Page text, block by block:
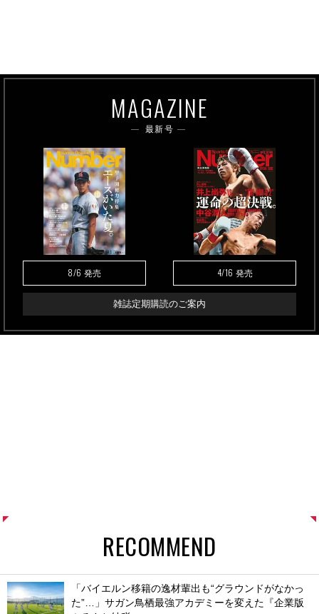
MAGAZINE
最新号
8/6 発売 4/16 発売
雑誌定期購読のご案内
RECOMMEND
「バイエルン移籍の逸材輩出も“グラウンドがなかっ
た”…」サガン鳥栖最強アカデミーを変えた『企業版